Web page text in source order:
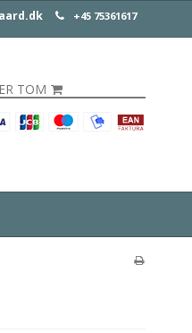
+45 75361617
TOM